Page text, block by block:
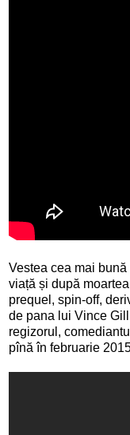
Vestea cea mai bună
viață și după
prequel, spin-off,
de pana lui Vince
regizorul,
pînă în februarie